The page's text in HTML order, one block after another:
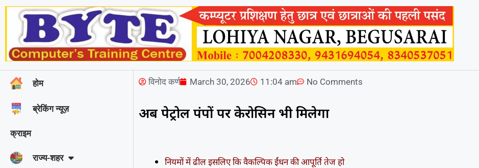
होम
ब्रेकिंग न्यूज़
क्राइम
राज्‍य-शहर
विनोद कर्ण March 30, 2026 11:04 am No Comments
अब पेट्रोल पंपों पर केरोसिन भी मिलेगा
नियमों में ढील इसलिए कि वैकल्पिक ईंधन की आपूर्ति तेज हो